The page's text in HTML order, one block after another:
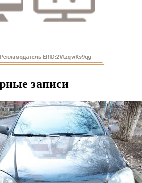
записи